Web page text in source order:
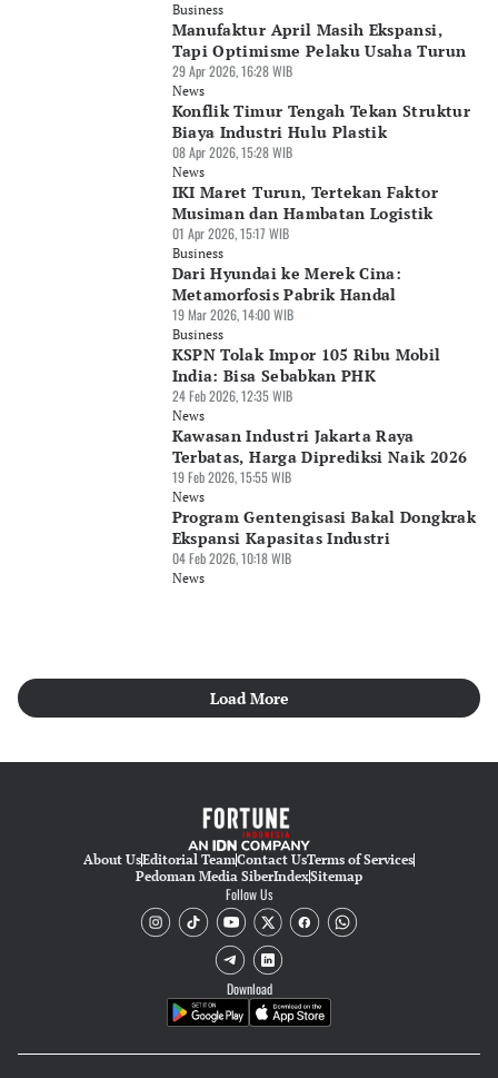
Business
Manufaktur April Masih Ekspansi,
Tapi Optimisme Pelaku Usaha Turun
29 Apr 2026, 16:28 WIB
News
Konflik Timur Tengah Tekan Struktur
Biaya Industri Hulu Plastik
08 Apr 2026, 15:28 WIB
News
IKI Maret Turun, Tertekan Faktor
Musiman dan Hambatan Logistik
01 Apr 2026, 15:17 WIB
Business
Dari Hyundai ke Merek Cina:
Metamorfosis Pabrik Handal
19 Mar 2026, 14:00 WIB
Business
KSPN Tolak Impor 105 Ribu Mobil
India: Bisa Sebabkan PHK
24 Feb 2026, 12:35 WIB
News
Kawasan Industri Jakarta Raya
Terbatas, Harga Diprediksi Naik 2026
19 Feb 2026, 15:55 WIB
News
Program Gentengisasi Bakal Dongkrak
Ekspansi Kapasitas Industri
04 Feb 2026, 10:18 WIB
News
Load More
About UsEditorial TeamContact UsTerms of Services
Pedoman Media SiberIndexSitemap
Follow Us
Download